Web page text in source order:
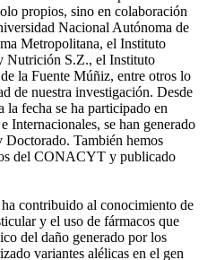
propios, sino en colaboración
Nacional Autónoma de
Metropolitana, el Instituto
Nutrición S.Z., el Instituto
la Fuente Múñiz, entre otros lo
de nuestra investigación. Desde
la fecha se ha participado en
Internacionales, se han generado
Doctorado. También hemos
del CONACYT y publicado
contribuido al conocimiento de
y el uso de fármacos que
del daño generado por los
variantes alélicas en el gen